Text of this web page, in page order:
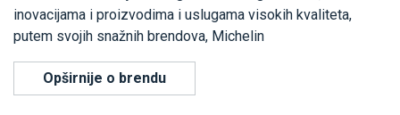
inovacijama i proizvodima i uslugama visokih kvaliteta,
putem svojih snažnih brendova, Michelin
Opširnije o brendu